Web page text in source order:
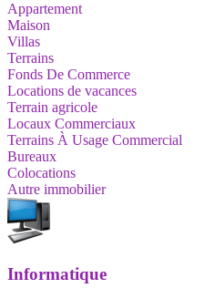
Appartement
Maison
Villas
Terrains
Fonds De Commerce
Locations de vacances
Terrain agricole
Locaux Commerciaux
Terrains À Usage Commercial
Bureaux
Colocations
Autre immobilier
Informatique